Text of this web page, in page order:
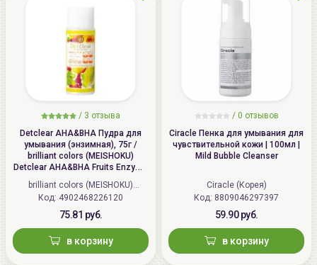
тел.:+375296131336
/ 3 отзыва
Detclear AHA&BHA Пудра для
умывания (энзимная), 75г /
brilliant colors (MEISHOKU)
Detclear AHA&BHA Fruits Enzyme
Powder Wash
brilliant colors (MEISHOKU)
(Япония)
Код: 4902468226120
75.81 руб.
в корзину
/ 0 отзывов
Ciracle Пенка для умывания для
чувствительной кожи | 100мл |
Mild Bubble Cleanser
Ciracle (Корея)
Код: 8809046297397
59.90 руб.
в корзину